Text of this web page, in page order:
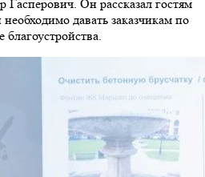
Он рассказал гостям
давать заказчикам по